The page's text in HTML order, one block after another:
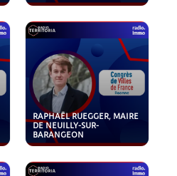
RAPHAËL RUEGGER, MAIRE
DE NEUILLY-SUR-
BARANGEON